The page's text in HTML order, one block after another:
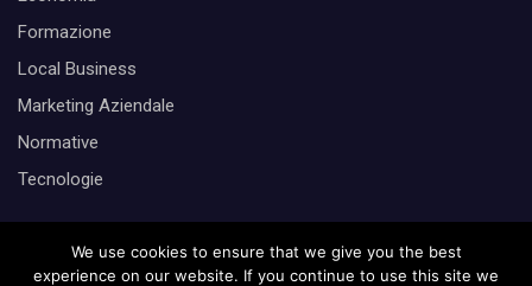
Formazione
Local Business
Marketing Aziendale
Normative
Tecnologie
We use cookies to ensure that we give you the best
experience on our website. If you continue to use this site we